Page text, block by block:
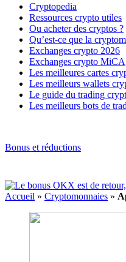
Cryptopedia
Ressources crypto utiles
Ou acheter des cryptos ?
Qu’est-ce que la
Exchanges crypto 2026
Exchanges crypto MiCA
Les meilleures cartes
Les meilleurs wallets
Le guide du trading
Les meilleurs bots de
Bonus et réductions
Accueil » Cryptomonnaies »